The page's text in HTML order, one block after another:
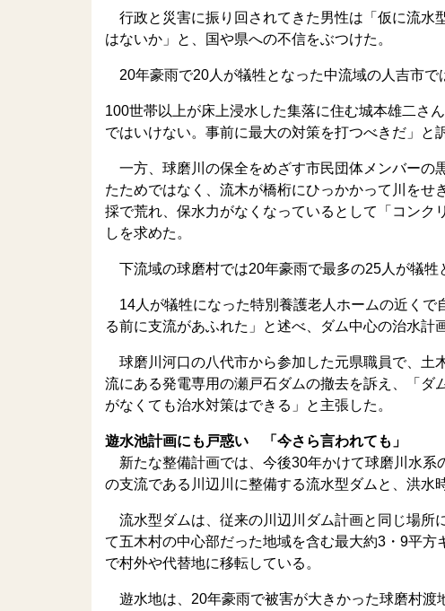
行政と災害に振り回されてきた男性は「仮に流水
はないか」と、国や県への不信をぶつけた。
20年豪雨で20人が犠牲となった中流域の人吉市で
100世帯以上が床上浸水した集落に住む城本雄二さ
ではいけない。事前に最大の対策を打つべきだ」と
一方、球磨川の保全をめざす市民団体メンバーの
たためではなく、流木が橋桁にひっかかって川を
採で荒れ、保水力がなくなっているとして「コン
しを求めた。
下流域の球磨村では20年豪雨で最多の25人が犠牲
14人が犠牲になった特別養護老人ホームの近くで
る前に支流があふれた」と述べ、ダム中心の治水計
球磨川河口の八代市から参加した元県職員で、土
流にある発電専用の瀬戸石ダムの撤去を訴え、「ダ
がなくても治水対策はできる」と主張した。
遊水池計画にも戸惑い 「今さら言われても」
新たな整備計画では、今後30年かけて球磨川水系
の支流である川辺川に整備する流水型ダムと、洪水
流水型ダムは、従来の川辺川ダム計画と同じ場所
て五木村の中心部だった地域を含む最大約3・9平
で村外や代替地に移転している。
遊水地は、20年豪雨で被害が大きかった球磨村渡